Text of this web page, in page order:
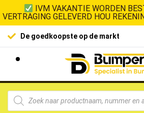
IVM VAKANTIE WORDEN
VERTRAGING GELEVERD HOU
De goedkoopste op de markt